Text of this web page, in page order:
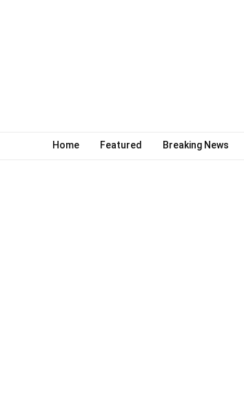
Home Featured Breaking News